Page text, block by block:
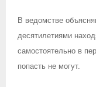
В ведомстве
десятилетиями
самостоятельно в
попасть не могут.